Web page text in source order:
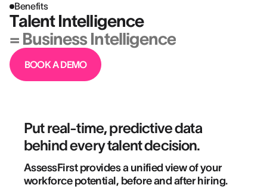
Benefits
Talent Intelligence
= Business Intelligence
BOOK A DEMO
Put real-time, predictive data
behind every talent decision.
AssessFirst provides a unified view of your
workforce potential, before and after hiring.